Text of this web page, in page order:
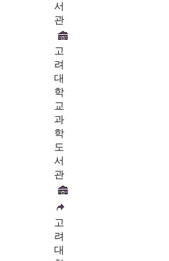
서
관
고
려
대
학
교
과
학
도
서
관
고
려
대